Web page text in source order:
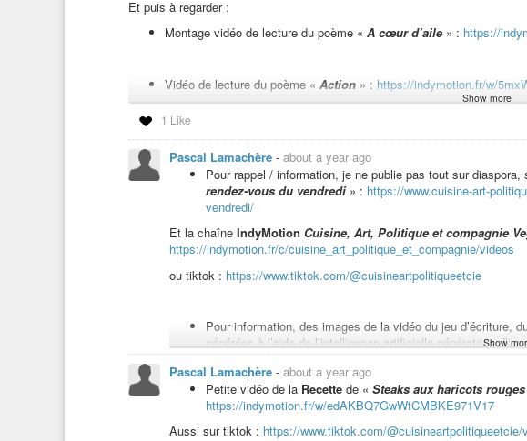
Et puis à regarder :
Montage vidéo de lecture du poème « A cœur d’aile » : https://
Vidéo de lecture du poème « Action » : https://indymotion.fr/w/
compagnie.com/forums/sujet/le-rendez-vous-du-vendredi/#post-461
avec clins d’œil à deux photos couvertures de la chanson «Imagine» de
Lecture du poème «Sur la pointe de l’été 2025», accompagné
et depuis le jardin :
https://indymotion.fr/w/p/
Lecture du poème «Accalmie d’été», avec improvisation musicale
https://indymotion.fr/w/uahMtBfLSbSExeXnVbuo86
ASMR poético-politique , avec poèmes HaïkusSur la pointe de
https://indymotion.fr/w/6VXwu8jSNWenmB8J43K3E4
Show more
1 Like
Pascal Lamachère - about a year ago
Pour rappel / information, je ne publie pas tout sur
rendez-vous du vendredi » : https://www.cuisine-art-
vendredi/
Et la chaîne IndyMotion Cuisine, Art, Politique et compagnie
https://indymotion.fr/c/cuisine_art_politique_et_compagnie/videos
ou tiktok : https://www.tiktok.com/@cuisineartpolitiqueetcie
Pour information, des images de la vidéo du jeu d’écriture,
générées à l’aide de l’intelligence artificielle génératrice
et :https://www.krea.ai
https://fr.vidnoz.com/
Show
Pascal Lamachère - about a year ago
Petite vidéo de la Recette de « Steaks aux haricots
https://indymotion.fr/w/edAKBQ7GwWtCMBKE971V17
Aussi sur tiktok : https://www.tiktok.com/@cuisineartpolitiqueetcie/